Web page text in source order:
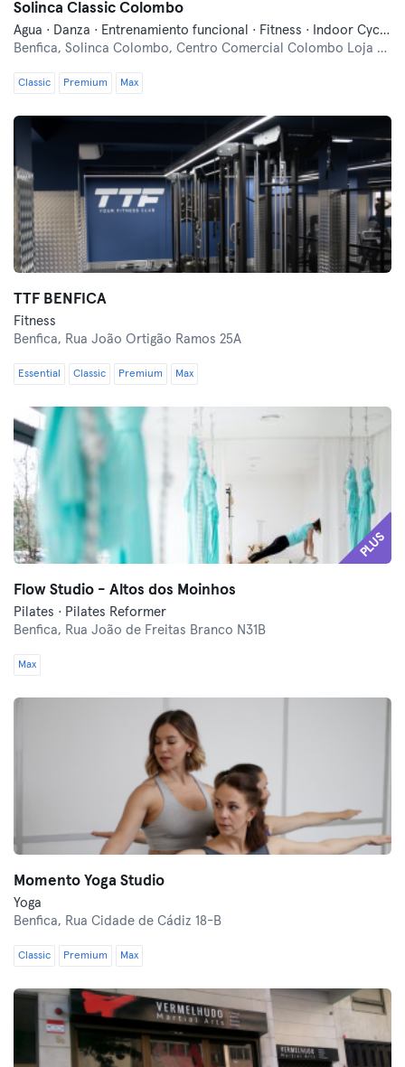
Solinca Classic Colombo
Agua · Danza · Entrenamiento funcional · Fitness · Indoor Cycling · Natación · Pilates · Qi Gong y Tai Chi · Yoga
Benfica, Solinca Colombo, Centro Comercial Colombo Loja A 201 , Avenida Lusiada
Classic Premium Max
TTF BENFICA
Fitness
Benfica, Rua João Ortigão Ramos 25A
Essential Classic Premium Max
PLUS
Flow Studio - Altos dos Moinhos
Pilates · Pilates Reformer
Benfica, Rua João de Freitas Branco N31B
Max
Momento Yoga Studio
Yoga
Benfica, Rua Cidade de Cádiz 18-B
Classic Premium Max